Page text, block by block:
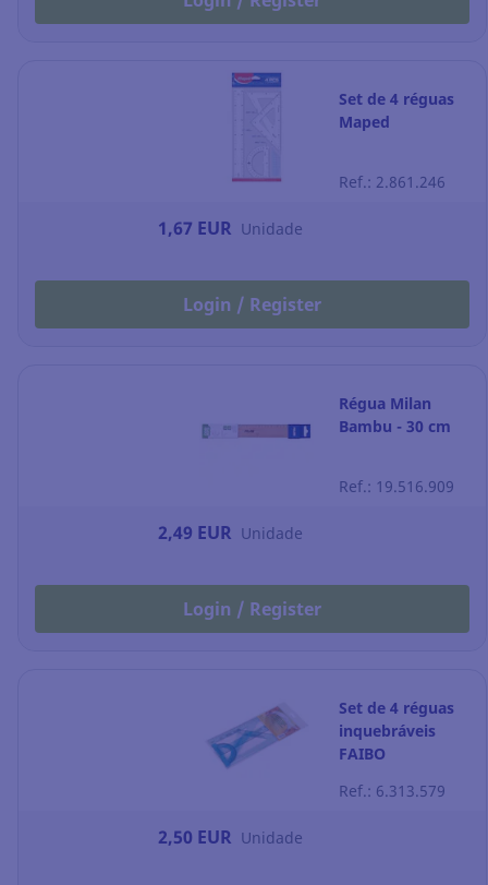
Set de 4 réguas
Maped
Ref.: 2.861.246
1,67 EUR Unidade
Login / Register
Régua Milan
Bambu - 30 cm
Ref.: 19.516.909
2,49 EUR Unidade
Login / Register
Set de 4 réguas
inquebráveis
FAIBO
Ref.: 6.313.579
2,50 EUR Unidade